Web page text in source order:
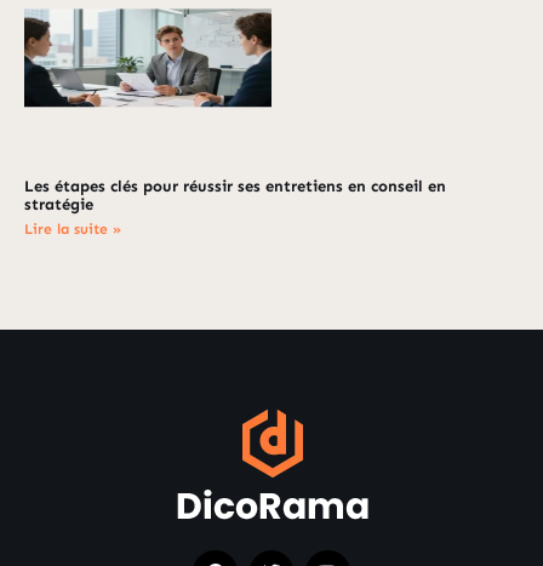
Les étapes clés pour réussir ses entretiens en conseil en
stratégie
Lire la suite »